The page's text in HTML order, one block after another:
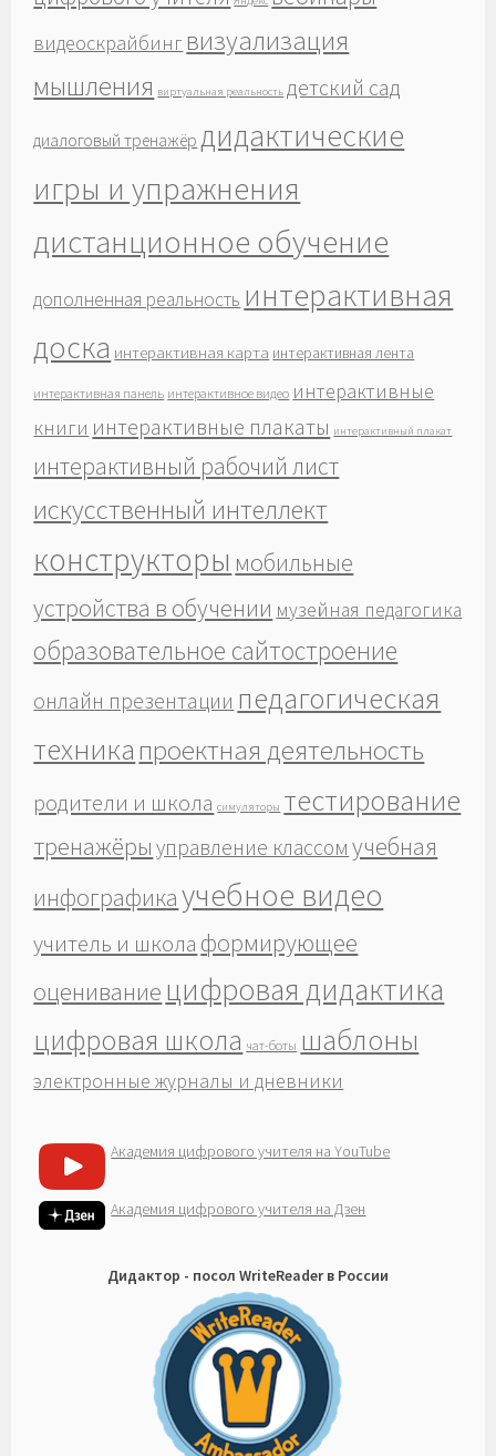
видеоскрайбинг визуализация
мышления виртуальная реальность детский сад
диалоговый тренажёр дидактические
игры и упражнения
дистанционное обучение
дополненная реальность интерактивная
доска интерактивная карта интерактивная лента
интерактивная панель интерактивное видео интерактивные
книги интерактивные плакаты интерактивный плакат
интерактивный рабочий лист
искусственный интеллект
конструкторы мобильные
устройства в обучении музейная педагогика
образовательное сайтостроение
онлайн презентации педагогическая
техника проектная деятельность
родители и школа симуляторы тестирование
тренажёры управление классом учебная
инфографикаучебное видео
учитель и школа формирующее
оценивание цифровая дидактика
цифровая школа чат-боты шаблоны
электронные журналы и дневники
Академия цифрового учителя на YouTube
Академия цифрового учителя на Дзен
Дидактор - посол WriteReader в России